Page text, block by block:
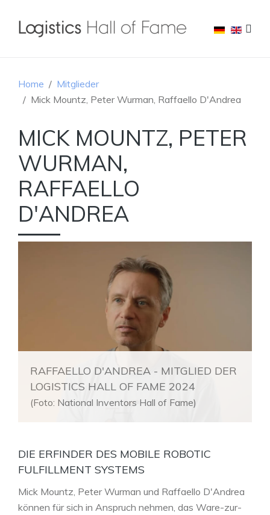
Home
Mitglieder
Mick Mountz, Peter Wurman, Raffaello D'Andrea
MICK MOUNTZ, PETER
WURMAN,
RAFFAELLO
D'ANDREA
RAFFAELLO D'ANDREA - MITGLIED DER
LOGISTICS HALL OF FAME 2024
(Foto: National Inventors Hall of Fame)
DIE ERFINDER DES MOBILE ROBOTIC
FULFILLMENT SYSTEMS
Mick Mountz, Peter Wurman und Raffaello D'Andrea
können für sich in Anspruch nehmen, das Ware-zur-